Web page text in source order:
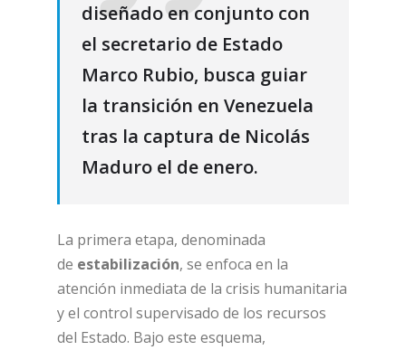
diseñado en conjunto con
el secretario de Estado
Marco Rubio, busca guiar
la transición en Venezuela
tras la captura de Nicolás
Maduro el de enero.
La primera etapa, denominada
de estabilización, se enfoca en la
atención inmediata de la crisis humanitaria
y el control supervisado de los recursos
del Estado. Bajo este esquema,